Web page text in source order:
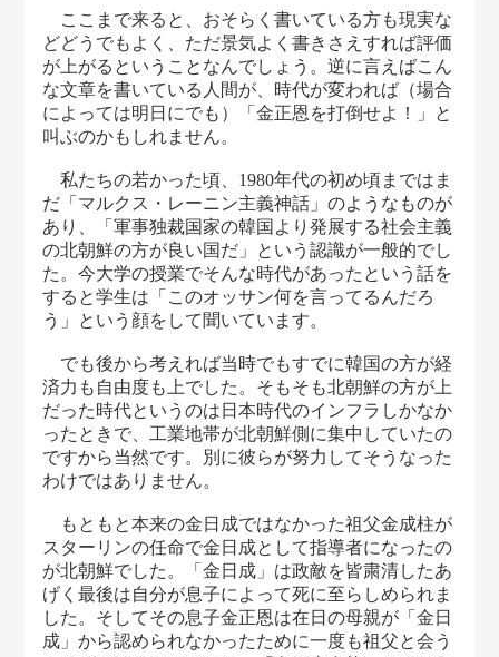
ここまで来ると、おそらく書いている方も現実な
どどうでもよく、ただ景気よく書きさえすれば評価
が上がるということなんでしょう。逆に言えばこん
な文章を書いている人間が、時代が変われば（場合
によっては明日にでも）「金正恩を打倒せよ！」と
叫ぶのかもしれません。
私たちの若かった頃、1980年代の初め頃まではま
だ「マルクス・レーニン主義神話」のようなものが
あり、「軍事独裁国家の韓国より発展する社会主義
の北朝鮮の方が良い国だ」という認識が一般的でし
た。今大学の授業でそんな時代があったという話を
すると学生は「このオッサン何を言ってるんだろ
う」という顔をして聞いています。
でも後から考えれば当時でもすでに韓国の方が経
済力も自由度も上でした。そもそも北朝鮮の方が上
だった時代というのは日本時代のインフラしかなか
ったときで、工業地帯が北朝鮮側に集中していたの
ですから当然です。別に彼らが努力してそうなった
わけではありません。
もともと本来の金日成ではなかった祖父金成柱が
スターリンの任命で金日成として指導者になったの
が北朝鮮でした。「金日成」は政敵を皆粛清したあ
げく最後は自分が息子によって死に至らしめられま
した。そしてその息子金正恩は在日の母親が「金日
成」から認められなかったために一度も祖父と会う